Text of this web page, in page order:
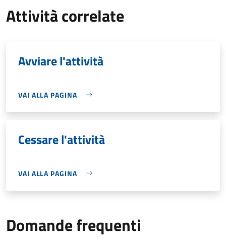
Attività correlate
Avviare l'attività
VAI ALLA PAGINA
Cessare l'attività
VAI ALLA PAGINA
Domande frequenti